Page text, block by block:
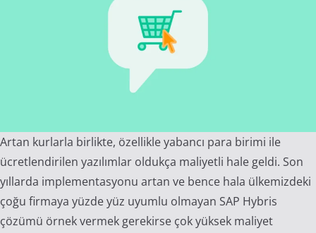
Artan kurlarla birlikte, özellikle yabancı para birimi ile
ücretlendirilen yazılımlar oldukça maliyetli hale geldi. Son
yıllarda implementasyonu artan ve bence hala ülkemizdeki
çoğu firmaya yüzde yüz uyumlu olmayan SAP Hybris
çözümü örnek vermek gerekirse çok yüksek maliyet